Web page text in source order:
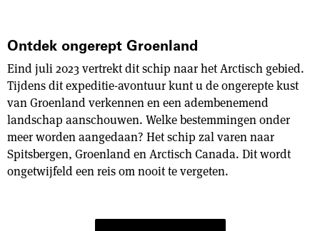
Ontdek ongerept Groenland
Eind juli 2023 vertrekt dit schip naar het Arctisch gebied.
Tijdens dit expeditie-avontuur kunt u de ongerepte kust
van Groenland verkennen en een adembenemend
landschap aanschouwen. Welke bestemmingen onder
meer worden aangedaan? Het schip zal varen naar
Spitsbergen, Groenland en Arctisch Canada. Dit wordt
ongetwijfeld een reis om nooit te vergeten.